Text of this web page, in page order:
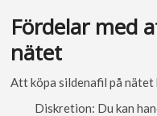
Fördelar med
nätet
Att köpa sildenafil på
Diskretion: Du kan